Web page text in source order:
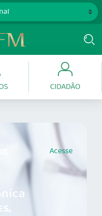
CIDADÃO
Acesse